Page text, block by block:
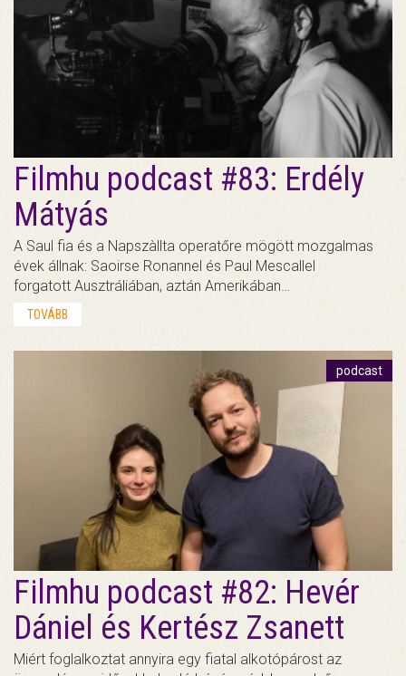
Filmhu podcast #83: Erdély
Mátyás
A Saul fia és a Napszàllta operatőre mögött mozgalmas
évek állnak: Saoirse Ronannel és Paul Mescallel
forgatott Ausztráliában, aztán Amerikában…
TOVÁBB
podcast
Filmhu podcast #82: Hevér
Dániel és Kertész Zsanett
Miért foglalkoztat annyira egy fiatal alkotópárost az